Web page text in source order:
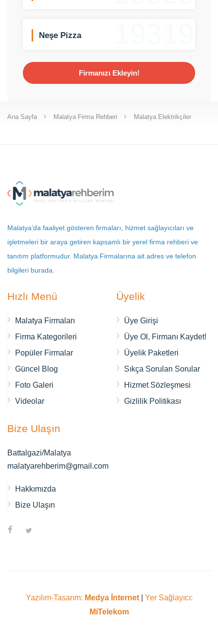
Neşe Pizza
Firmanızı Ekleyin!
Ana Sayfa Malatya Firma Rehberi Malatya Elektrikçiler
Malatya’da faaliyet gösteren firmaları, hizmet sağlayıcıları ve
işletmeleri bir araya getiren kapsamlı bir yerel firma rehberi ve
tanıtım platformudur. Malatya Firmalarına ait adres ve telefon
bilgileri burada.
Hızlı Menü
Malatya Firmaları
Firma Kategorileri
Popüler Firmalar
Güncel Blog
Foto Galeri
Videolar
Üyelik
Üye Girişi
Üye Ol, Firmanı Kaydet!
Üyelik Paketleri
Sıkça Sorulan Sorular
Hizmet Sözleşmesi
Gizlilik Politikası
Bize Ulaşın
Battalgazi/Malatya
malatyarehberim@gmail.com
Hakkımızda
Bize Ulaşın
Yazılım-Tasarım: Medya İnternet| Yer Sağlayıcı:
MiTelekom